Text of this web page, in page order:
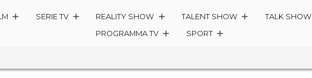
SERIE TV REALITY SHOW TALENT SHOW TALK SHOW
PROGRAMMA TV
SPORT